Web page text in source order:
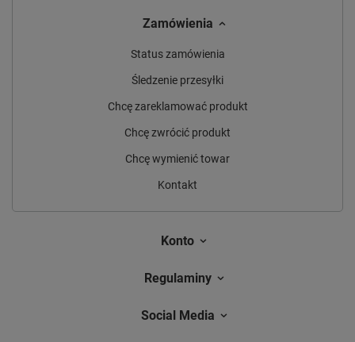
Zamówienia
Status zamówienia
Śledzenie przesyłki
Chcę zareklamować produkt
Chcę zwrócić produkt
Chcę wymienić towar
Kontakt
Konto
Regulaminy
Social Media